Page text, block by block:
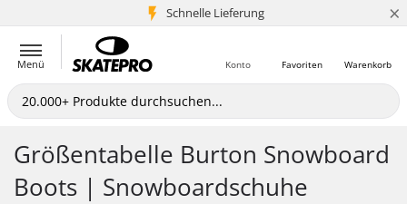
Schnelle Lieferung
5+ Mio. Kunden ×
Menü Warenkorb
Favoriten
Konto
Größentabelle Burton Snowboard
Boots | Snowboardschuhe